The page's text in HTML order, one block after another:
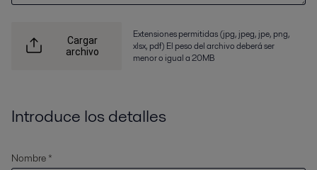
Cargar
archivo
Extensiones permitidas (jpg, jpeg, jpe, png,
xlsx, pdf) El peso del archivo deberá ser
menor o igual a 20MB
Introduce los detalles
Nombre *